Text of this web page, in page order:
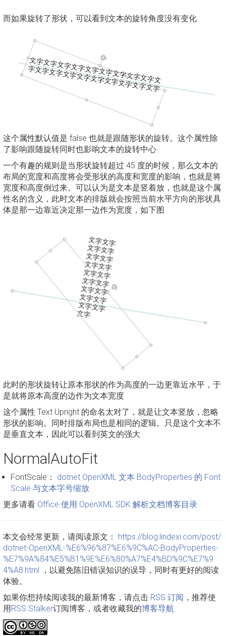
而如果旋转了形状，可以看到文本的旋转角度没有变化
这个属性默认值是 false 也就是跟随形状的旋转。这个属性除
了影响跟随旋转同时也影响文本的旋转中心
一个有趣的规则是当形状旋转超过 45 度的时候，那么文本的
布局的宽度和高度将会受形状的高度和宽度的影响，也就是将
宽度和高度倒过来。可以认为是文本是竖着放，也就是这个属
性名的含义，此时文本的排版就会按照当前水平方向的形状具
体是那一边靠近决定那一边作为宽度，如下图
此时的形状旋转让原本形状的作为高度的一边更靠近水平，于
是就将原本高度的边作为文本宽度
这个属性 Text Upright 的命名太对了，就是让文本竖放，忽略
形状的影响。同时排版布局也是相同的逻辑。只是这个文本不
是垂直文本，因此可以看到英文的强大
NormalAutoFit
FontScale： dotnet OpenXML 文本 BodyProperties 的 Font
Scale 与文本字号缩放
更多请看 Office 使用 OpenXML SDK 解析文档博客目录
本文会经常更新，请阅读原文： https://blog.lindexi.com/post/
dotnet-OpenXML-%E6%96%87%E6%9C%AC-BodyProperties-
%E7%9A%84%E5%B1%9E%E6%80%A7%E4%BD%9C%E7%9
4%A8.html ，以避免陈旧错误知识的误导，同时有更好的阅读
体验。
如果你想持续阅读我的最新博客，请点击 RSS 订阅 ，推荐使
用RSS Stalker订阅博客，或者收藏我的博客导航